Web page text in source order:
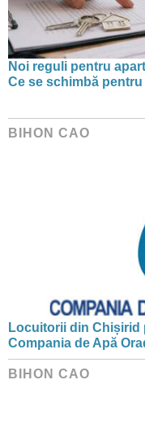
Noi reguli pentru
Ce se schimbă
BIHON CAO
Locuitorii din Chișirid
Compania de Apă
BIHON CAO